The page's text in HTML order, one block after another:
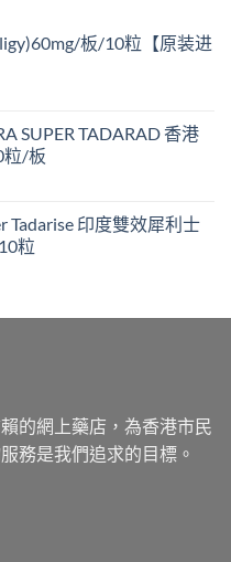
板/10粒【原装进
SUPER TADARAD 香港
粒/板
Tadarise 印度雙效犀利士
粒
的網上藥店，為香港市民
務是我們追求的目標。